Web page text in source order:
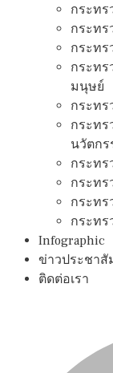
กระทร
กระทร
กระท
กระท
มนุษย์
กระทร
กระทร
นวัตกร
กระทร
กระท
กระท
กระทร
Infographic
ข่าวประชา
ติดต่อเรา